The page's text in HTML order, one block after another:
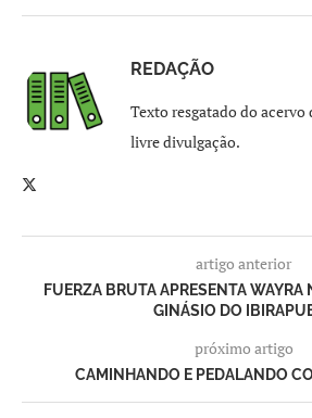
REDAÇÃO
Texto resgatado do acervo
livre divulgação.
artigo anterior
FUERZA BRUTA APRESENTA
GINÁSIO DO
próximo artigo
CAMINHANDO E PEDALANDO